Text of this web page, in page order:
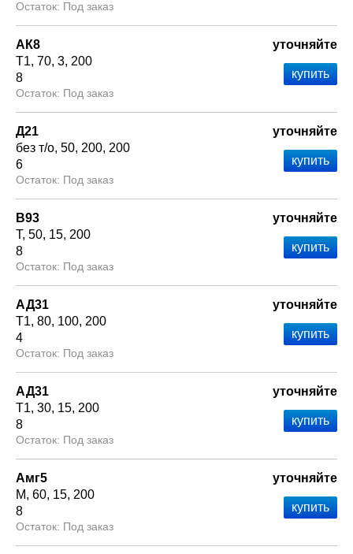
Под заказ
АК8
Т1 70 3 200
8
Под заказ
уточняйте
Д21
без т/о 50 200 200
6
Под заказ
уточняйте
В93
Т 50 15 200
8
Под заказ
уточняйте
АД31
Т1 80 100 200
4
Под заказ
уточняйте
АД31
Т1 30 15 200
8
Под заказ
уточняйте
Амг5
М 60 15 200
8
Под заказ
уточняйте